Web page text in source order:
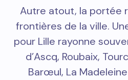
Autre atout, la portée
frontières de la ville.
pour Lille rayonne
d’Ascq, Roubaix,
Barœul, La